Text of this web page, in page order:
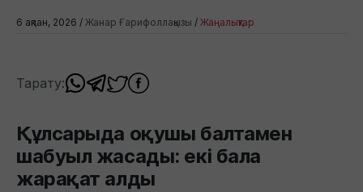
6 ақпан, 2026 / Жанар Ғарифоллақызы / Жаңалықтар
Тарату:
Құлсарыда оқушы балтамен
шабуыл жасады: екі бала
жарақат алды